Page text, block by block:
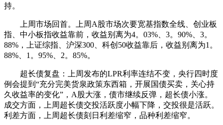
持。
上周市场回首。上周A股市场次要宽基指数全线、创业板
指、中小板指收益靠前，收益别离为4。03%、3。90%、3。
88%，上证综指、沪深300、科创50收益靠后，收益别离为1。
88%、1。95%、2。85%。
超长债复盘：上周发布的LPR利率连结不变，央行四时度
例会提到“充分完美货泉政策东西箱，开展国债买卖，关心持
久收益率的变化”，A股大涨，债市继续反弹，超长债小涨。
成交方面，上周超长债交投活跃度小幅下降，交投很是活跃。
利差方面，上周超长债刻日利差缩窄，品种利差缩窄。